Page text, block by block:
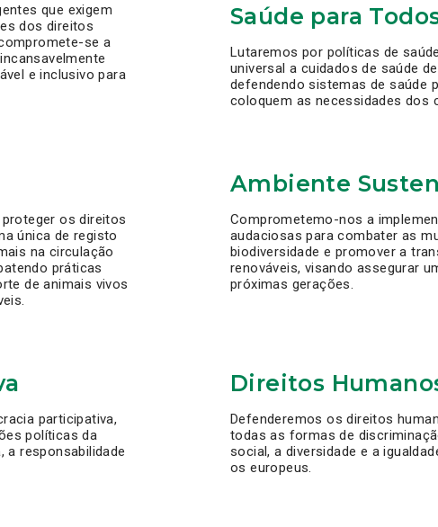
que exigem
dos direitos
se a
e inclusivo para
Saúde para
Lutaremos por políticas de
universal a cuidados de saúde
defendendo sistemas de saúde
coloquem as necessidades dos
os direitos
única de registo
na circulação
práticas
de animais vivos
Ambiente
Comprometemo-nos a
audaciosas para combater as
biodiversidade e promover a
renováveis, visando assegurar
próximas gerações.
participativa,
políticas da
a responsabilidade
Direitos
Defenderemos os direitos
todas as formas de
social, a diversidade e a
os europeus.